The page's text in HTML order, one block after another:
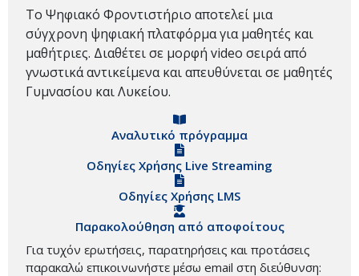
Το Ψηφιακό Φροντιστήριο αποτελεί μια
σύγχρονη ψηφιακή πλατφόρμα για μαθητές και
μαθήτριες. Διαθέτει σε μορφή video σειρά από
γνωστικά αντικείμενα και απευθύνεται σε μαθητές
Γυμνασίου και Λυκείου.
Αναλυτικό πρόγραμμα
Οδηγίες Χρήσης Live Streaming
Οδηγίες Χρήσης LMS
Παρακολούθηση από αποφοίτους
Για τυχόν ερωτήσεις, παρατηρήσεις και προτάσεις
παρακαλώ επικοινωνήστε μέσω email στη διεύθυνση: